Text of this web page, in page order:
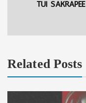
TUI SAKRAPEE
Related Posts